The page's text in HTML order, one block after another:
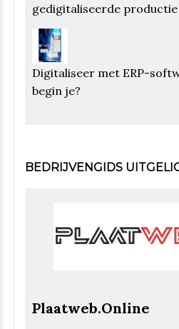
gedigitaliseerde productie
Digitaliseer met ERP-
begin je?
BEDRIJVENGIDS
Plaatweb.Online